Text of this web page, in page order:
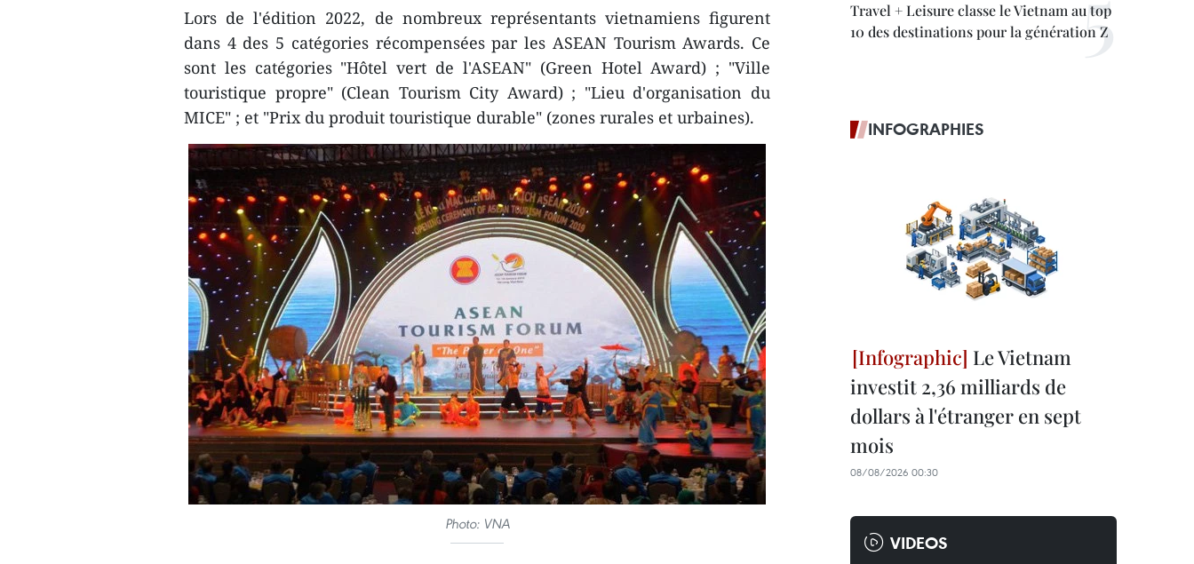
Lors de l'édition 2022, de nombreux représentants vietnamiens figurent
dans 4 des 5 catégories récompensées par les ASEAN Tourism Awards. Ce
sont les catégories "Hôtel vert de l'ASEAN" (Green Hotel Award) ; "Ville
touristique propre" (Clean Tourism City Award) ; "Lieu d'organisation du
MICE" ; et "Prix du produit touristique durable" (zones rurales et urbaines).
Photo: VNA
Travel + Leisure classe le Vietnam au top
10 des destinations pour la génération Z
INFOGRAPHIES
Le Vietnam
investit 2,36 milliards de
dollars à l'étranger en sept
mois
08/08/2026 00:30
VIDEOS